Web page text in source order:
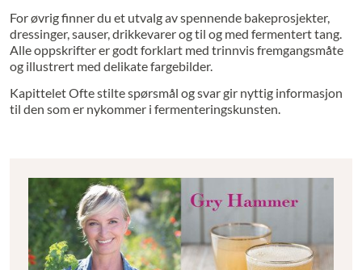
For øvrig finner du et utvalg av spennende bakeprosjekter,
dressinger, sauser, drikkevarer og til og med fermentert tang.
Alle oppskrifter er godt forklart med trinnvis fremgangsmåte
og illustrert med delikate fargebilder.
Kapittelet Ofte stilte spørsmål og svar gir nyttig informasjon
til den som er nykommer i fermenteringskunsten.